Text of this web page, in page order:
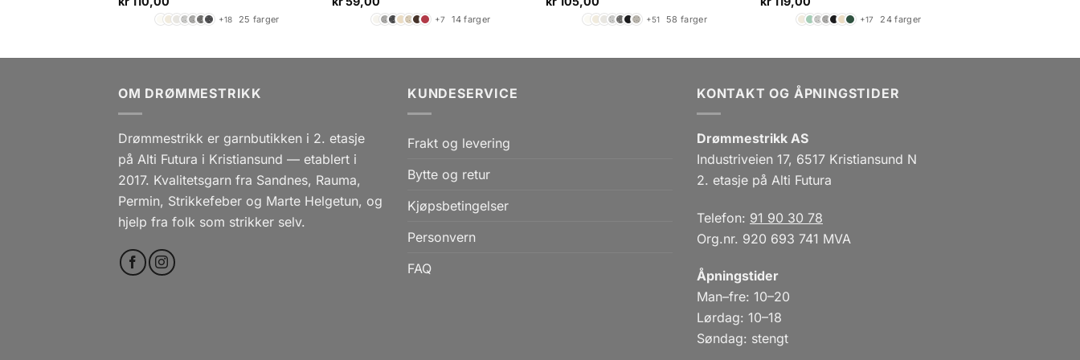
+18 25 farger +7 14 farger +51 58 farger +17 24 farger
OM DRØMMESTRIKK
Drømmestrikk er garnbutikken i 2. etasje
på Alti Futura i Kristiansund — etablert i
2017. Kvalitetsgarn fra Sandnes, Rauma,
Permin, Strikkefeber og Marte Helgetun, og
hjelp fra folk som strikker selv.
KUNDESERVICE
Frakt og levering
Bytte og retur
Kjøpsbetingelser
Personvern
FAQ
KONTAKT OG ÅPNINGSTIDER
Drømmestrikk AS
Industriveien 17, 6517 Kristiansund N
2. etasje på Alti Futura
Telefon: 91 90 30 78
Org.nr. 920 693 741 MVA
Åpningstider
Man–fre: 10–20
Lørdag: 10–18
Søndag: stengt